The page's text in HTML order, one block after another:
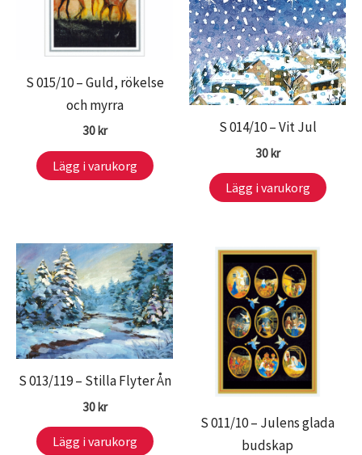
S 015/10 – Guld, rökelse
och myrra
30 kr
Lägg i varukorg
S 014/10 – Vit Jul
30kr
Lägg i varukorg
S 013/119 – Stilla Flyter Ån
30kr
Lägg i varukorg
S 011/10 – Julens glada
budskap